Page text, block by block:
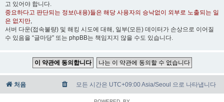
고 있어야 합니다.
중요하다고 판단되는 정보(내용)들은 해당 사용자의 승낙없이 외부로 노출되는 일
은 없지만,
서버 다운(접속불량) 및 해킹 시도에 대해, 일부(모든) 데이터가 손상으로 이어질
수 있음을 “글마당” 또는 phpBB는 책임지지 않을 수도 있습니다.
처음 모든 시간은 UTC+09:00 Asia/Seoul 으로 나타냅니다